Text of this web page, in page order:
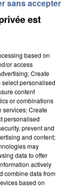
DE LA DZ
est
based on
or access
Create
personalised
content
or combinations
services; Create
personalised
prevent and
and content;
may
data to offer
actively
combine data from
based on
sans accepter